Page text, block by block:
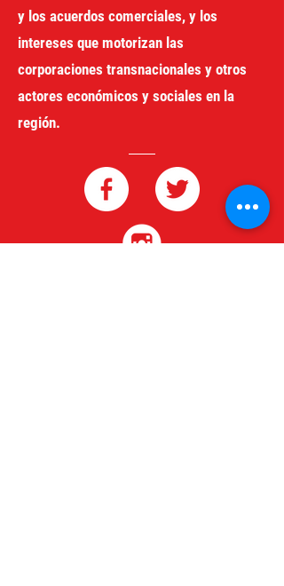
y los acuerdos comerciales, y los
intereses que motorizan las
corporaciones transnacionales y otros
actores económicos y sociales en la
región.